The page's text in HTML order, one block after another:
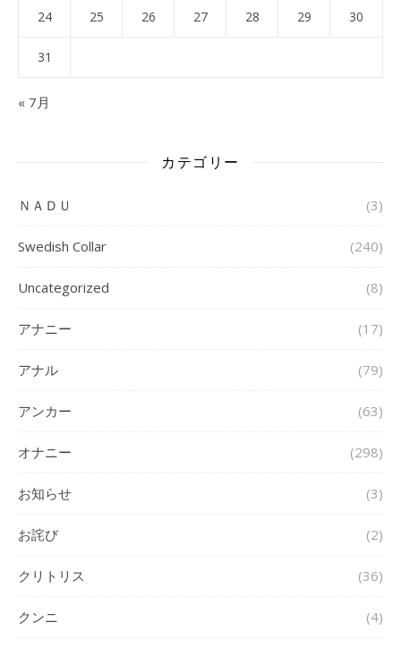
24 25 26 27 28 29 30
31
« 7月
カテゴリー
ＮＡＤＵ (3)
Swedish Collar (240)
Uncategorized (8)
アナニー (17)
アナル (79)
アンカー (63)
オナニー (298)
お知らせ (3)
お詫び (2)
クリトリス (36)
クンニ (4)